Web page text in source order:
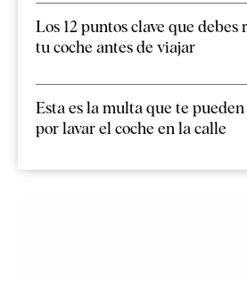
Los 12 puntos clave que debes
tu coche antes de viajar
Esta es la multa que te
por lavar el coche en la calle